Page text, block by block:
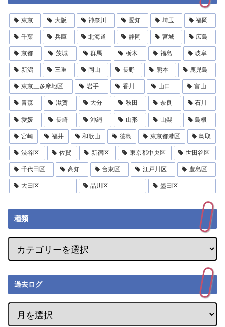
東京 大阪 神奈川 愛知 埼玉 福岡
千葉 兵庫 北海道 静岡 宮城 広島
京都 茨城 群馬 栃木 福島 岐阜
新潟 三重 岡山 長野 熊本 鹿児島
東京三多摩地区 岩手 香川 山口 富山
青森 滋賀 大分 秋田 奈良 石川
愛媛 長崎 沖縄 山形 山梨 島根
宮崎 福井 和歌山 徳島 東京都港区 鳥取
渋谷区 佐賀 新宿区 東京都中央区 世田谷区
千代田区 高知 台東区 江戸川区 豊島区
大田区 品川区 墨田区
種類
過去ログ